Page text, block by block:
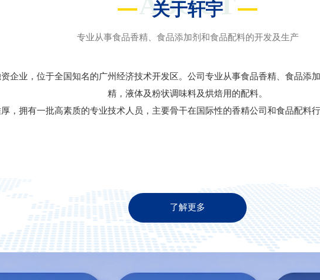
关于轩宇
专业从事食品香精、食品添加剂和食品配料的开发及生产
企业，位于全国知名的广州经济技术开发区。公司专业从事食品香精、食品添
精，液体及粉状调味料及烘焙用的配料。
，拥有一批高素质的专业技术人员，主要骨干在国际性的香精公司和食品配料
了解更多